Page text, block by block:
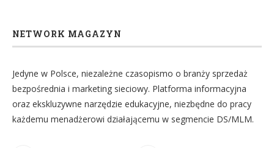
NETWORK MAGAZYN
Jedyne w Polsce, niezależne czasopismo o branży sprzedaż
bezpośrednia i marketing sieciowy. Platforma informacyjna
oraz ekskluzywne narzędzie edukacyjne, niezbędne do pracy
każdemu menadżerowi działającemu w segmencie DS/MLM.